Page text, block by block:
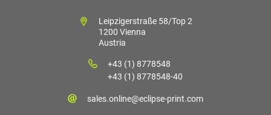
Leipzigerstraße 58/Top 2
1200 Vienna
Austria
+43 (1) 8778548
+43 (1) 8778548-40
sales.online@eclipse-print.com